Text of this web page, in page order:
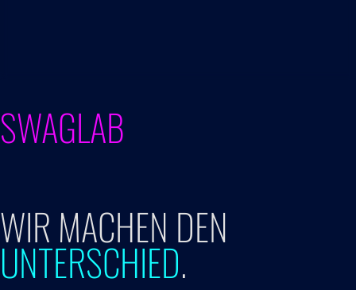
SWAGLAB
WIR MACHEN DEN
UNTERSCHIED.